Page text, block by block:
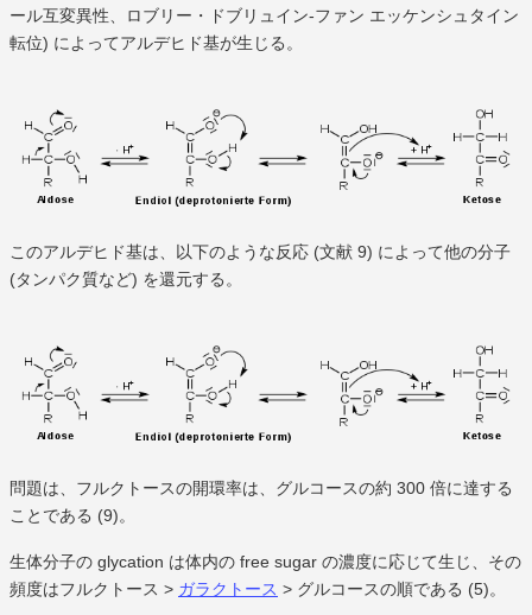
ール互変異性、ロブリー・ドブリュイン-ファン エッケンシュタイン
転位) によってアルデヒド基が生じる。
このアルデヒド基は、以下のような反応 (文献 9) によって他の分子
(タンパク質など) を還元する。
問題は、フルクトースの開環率は、グルコースの約 300 倍に達する
ことである (9)。
生体分子の glycation は体内の free sugar の濃度に応じて生じ、その
頻度はフルクトース > ガラクトース > グルコースの順である (5)。